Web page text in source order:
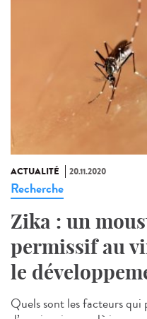
ACTUALITÉ 20.11.2020
Recherche
Zika : un
permissif au
le
Quels sont les facteurs